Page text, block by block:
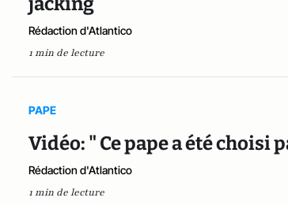
Rédaction d'Atlantico
1 min de lecture
PAPE
Vidéo: " Ce pape a été choisi
Rédaction d'Atlantico
1 min de lecture